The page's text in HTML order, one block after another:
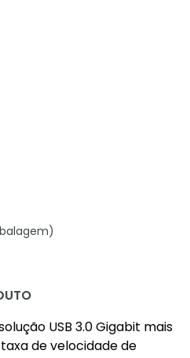
USB 3.0 Gigabit mais
de velocidade de